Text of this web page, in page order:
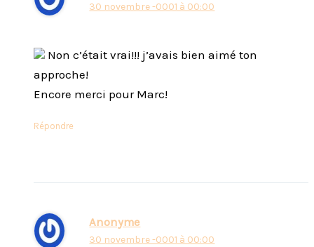
30 novembre -0001 à 00:00
Non c’était vrai!!! j’avais bien aimé ton
approche!
Encore merci pour Marc!
Répondre
Anonyme
30 novembre -0001 à 00:00